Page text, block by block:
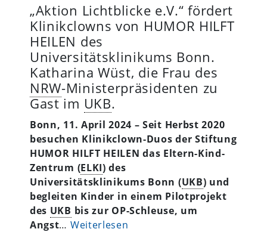
„Aktion Lichtblicke e.V.“ fördert
Klinikclowns von HUMOR HILFT
HEILEN des
Universitätsklinikums Bonn.
Katharina Wüst, die Frau des
NRW-Ministerpräsidenten zu
Gast im UKB.
Bonn, 11. April 2024 – Seit Herbst 2020
besuchen Klinikclown-Duos der Stiftung
HUMOR HILFT HEILEN das Eltern-Kind-
Zentrum (ELKI) des
Universitätsklinikums Bonn (UKB) und
begleiten Kinder in einem Pilotprojekt
des UKB bis zur OP-Schleuse, um
Angst… Weiterlesen